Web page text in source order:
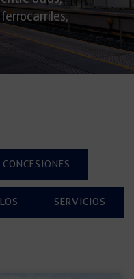
CONCESIONES
SERVICIOS